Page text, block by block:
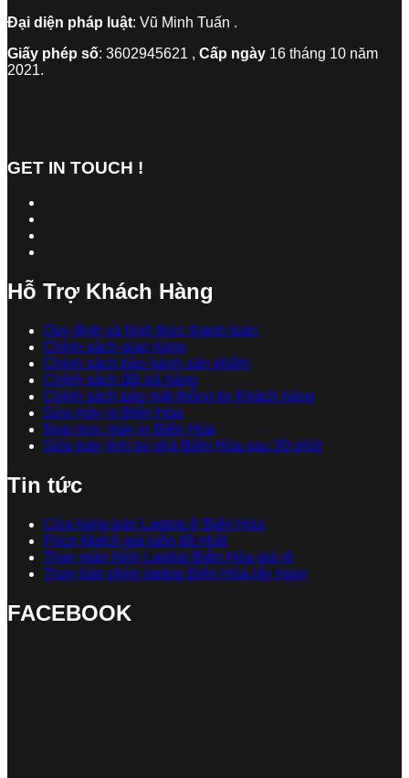
Đại diện pháp luật: Vũ Minh Tuấn .
Giấy phép số: 3602945621 , Cấp ngày 16 tháng 10 năm
2021.
GET IN TOUCH !
Hỗ Trợ Khách Hàng
Quy định và hình thức thanh toán
Chính sách giao hàng
Chính sách bảo hành sản phẩm
Chính sách đổi trả hàng
Chính sách bảo mật thông tin Khách hàng
Sửa máy in Biên Hòa
Nạp mực máy in Biên Hòa
Sửa máy tính tại nhà Biên Hòa sau 30 phút
Tin tức
Cửa hàng bán Laptop ở Biên Hòa
Price Match giá luôn tốt nhất
Thay màn hình Laptop Biên Hòa giá rẻ
Thay bàn phím laptop Biên Hòa lấy ngay
FACEBOOK